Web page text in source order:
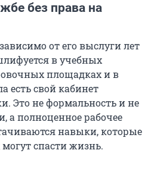
без права на
от его выслуги лет
в учебных
площадках и в
есть свой кабинет
Это не формальность и не
а полноценное рабочее
навыки, которые
спасти жизнь.